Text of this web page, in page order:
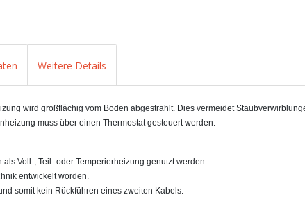
Weitere Details
wird großflächig vom Boden abgestrahlt. Dies vermeidet
muss über einen Thermostat gesteuert werden.
Voll-, Teil- oder Temperierheizung genutzt werden.
entwickelt worden.
somit kein Rückführen eines zweiten Kabels.